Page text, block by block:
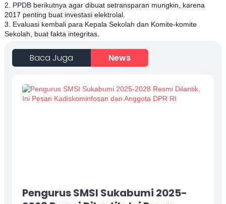
2. PPDB berikutnya agar dibuat setransparan mungkin, karena
2017 penting buat investasi elektrolal.
3. Evaluasi kembali para Kepala Sekolah dan Komite-komite
Sekolah, buat fakta integritas.
Baca Juga News
Pengurus SMSI Sukabumi 2025-